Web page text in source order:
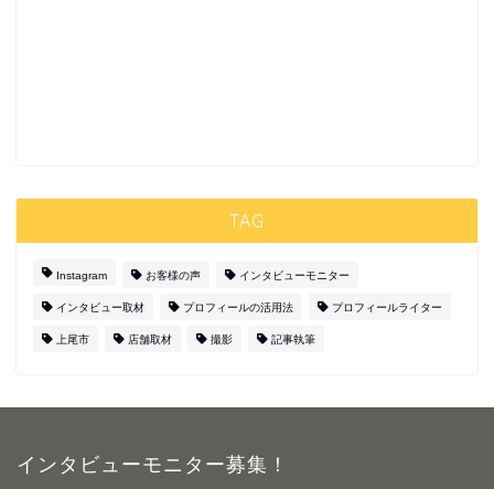
TAG
Instagram お客様の声 インタビューモニター
インタビュー取材 プロフィールの活用法 プロフィールライター
上尾市 店舗取材 撮影 記事執筆
インタビューモニター募集！